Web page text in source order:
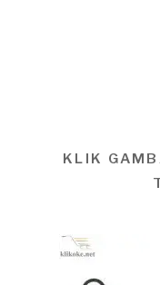
KLIK